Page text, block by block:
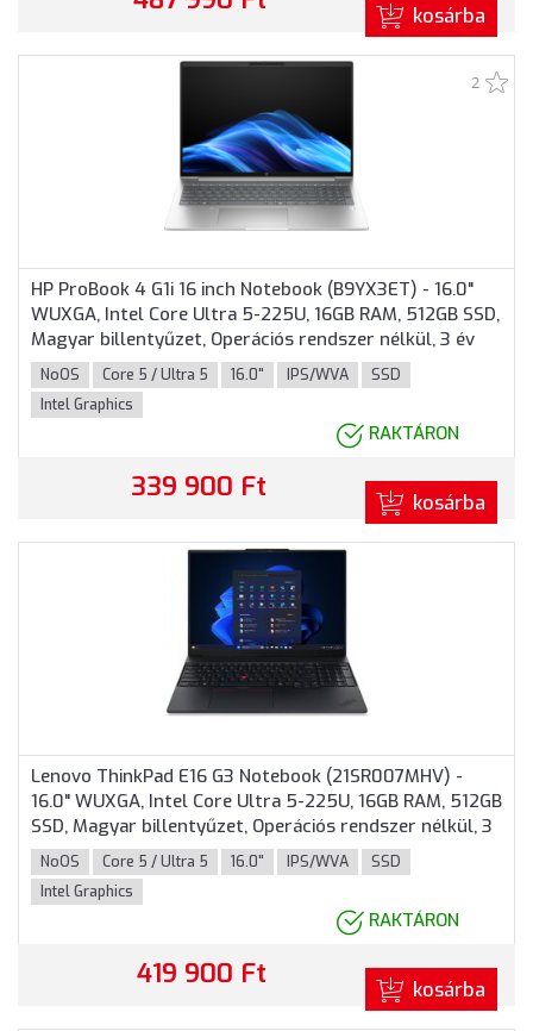
kosárba
2
HP ProBook 4 G1i 16 inch Notebook (B9YX3ET) - 16.0"
WUXGA, Intel Core Ultra 5-225U, 16GB RAM, 512GB SSD,
Magyar billentyűzet, Operációs rendszer nélkül, 3 év
garancia, Ezüst színben
NoOS Core 5 / Ultra 5 16.0" IPS/WVA
SSD
Intel Graphics
RAKTÁRON
339 900 Ft kosárba
Lenovo ThinkPad E16 G3 Notebook (21SR007MHV) -
16.0" WUXGA, Intel Core Ultra 5-225U, 16GB RAM, 512GB
SSD, Magyar billentyűzet, Operációs rendszer nélkül, 3
év garancia, Fekete színben
NoOS Core 5 / Ultra 5 16.0" IPS/WVA
SSD
Intel Graphics
RAKTÁRON
419 900 Ft kosárba